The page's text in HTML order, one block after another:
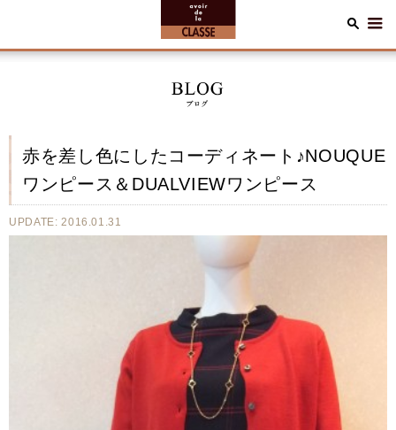
赤を差し色にしたコーディネート♪NOUQUE
ワンピース＆DUALVIEWワンピース
UPDATE: 2016.01.31